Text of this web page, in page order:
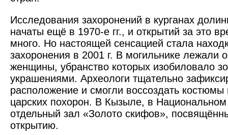
Исследования захоронений в курганах
начаты ещё в 1970-е гг., и открытий за это
много. Но настоящей сенсацией стала
захоронения в 2001 г. В могильнике лежали
женщины, убранство которых изобиловало
украшениями. Археологи тщательно
расположение и смогли воссоздать костюмы
царских похорон. В Кызыле, в Национальном
отдельный зал «Золото скифов»,
открытию.